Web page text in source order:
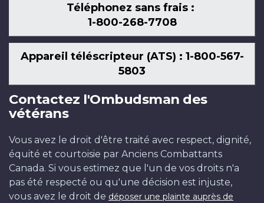
Téléphonez sans frais :
1-800-268-7708
Appareil téléscripteur (ATS) : 1-800-567-
5803
Contactez l'Ombudsman des
vétérans
Vous avez le droit d'être traité avec respect, dignité,
équité et courtoisie par Anciens Combattants
Canada. Si vous estimez que l'un de vos droits n'a
pas été respecté ou qu'une décision est injuste,
vous avez le droit de déposer une plainte auprès de